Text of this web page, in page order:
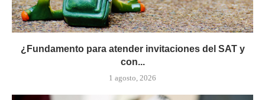
¿Fundamento para atender invitaciones del SAT y
con...
1 agosto, 2026